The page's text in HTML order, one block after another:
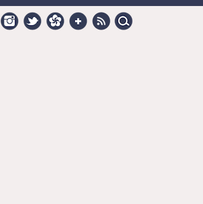
Search
for:
FacebookInstagramTwitter HellocotonGoogle +
RSS